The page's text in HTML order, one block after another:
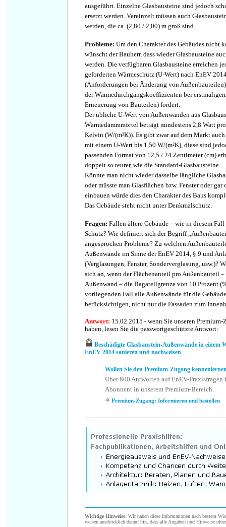
ausgeführt. Einzelne Glasbausteine sind jedoch
ersetzt werden. Vereinzelt müssen auch
werden, die ca. (2,80 / 2,00) m groß sind.
Probleme: Um den Charakter des Gebäudes nicht
wünscht der Bauherr, dass wieder Glasbausteine
werden. Die verfügbaren Glasbausteine erreichen
geforderten Wärmeschutz (U-Wert) nach EnEV
(Anforderungen bei Änderung von
der Wärmedurchgangskoeffizienten bei
Erneuerung von Bauteilen) fordert.
Der übliche U-Wert von Außenwänden aus
Wärmedämmmörtel beträgt mindestens 2,8 Watt
Kelvin (W/(m²K)). Es gibt zwar auf dem Markt
mit einem U-Wert bis 1,50 W/(m²K), diese sind
passenden Format von 12,5 / 24 Zentimeter (cm)
doppelt so teurer, wie die Standard-Glasbausteine.
Könnte man nicht wieder dasselbe längliche
oder müsste man Glasflächen bzw. Fenster oder gar
einbauen würde dies den Charakter des Baus
Das Gebäude steht nicht unter Denkmalschutz.
Fragen: Fallen ältere Gebäude – wie in diesem
Schutz? Wie definiert sich der Begriff
angesprochen Probleme? Zu welchen
Außenwände im Sinne der EnEV 2014, § 9 und
(Verglasungen, Fenster, Sonderverglasung, usw.)?
sich an, wenn der Flächenanteil pro Außenbauteil
Außenwand – die Bagatellgrenze von 10 Prozent
vorliegenden Fall alle Außenwände für die
berücksichtigen, nicht nur die Fassaden zum
Antwort: 15.02.2015 - wenn Sie unseren
haben, lesen Sie die passwortgeschützte Antwort:
Beschädigte Glasbaustein-Außenwände in einem
EnEV 2014 sanieren und nachweisen
Wollen Sie den Premium-Zugang
Über 800 Antworten auf EnEV-Praxisfragen
Abonnent in unserem Premium-Bereich.
Premium-Zugang: Informieren und bestellen
Wichtige Hinweise: Wir haben diese Informationen nach bestem
weisen ausdrücklich darauf hin, dass alle Angaben und Hinweise